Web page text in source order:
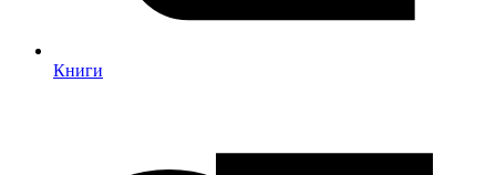
Книги